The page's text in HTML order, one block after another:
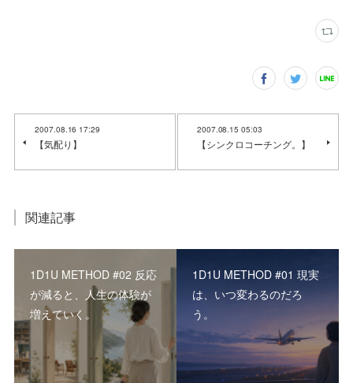
2007.08.16 17:29
【気配り】
2007.08.15 05:03
【シンクロコーチング。】
関連記事
1D1U METHOD #02 反応
が減ると、人生の体験が
増えていく。
1D1U METHOD #01 現実
は、いつ変わるのだろ
う。